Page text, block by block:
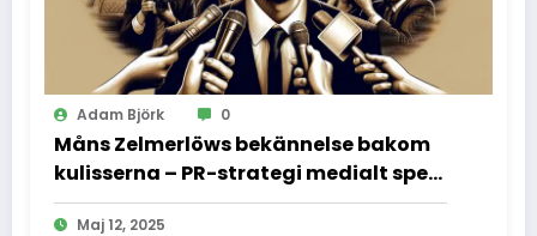
Adam Björk 0
Måns Zelmerlöws bekännelse bakom
kulisserna – PR-strategi medialt spel
och vad vi inte fick se
Maj 12, 2025